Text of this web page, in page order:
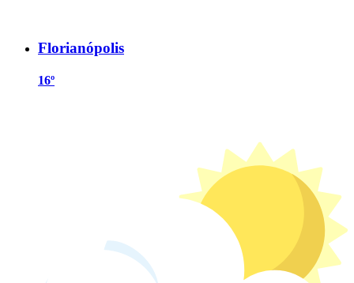
Florianópolis
16º